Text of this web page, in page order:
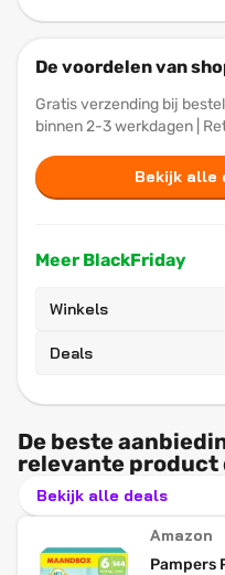
De voordelen van
Gratis verzending bij
binnen 2-3 werkdagen |
Bekijk alle
Meer BlackFriday
Winkels
Deals
De beste
relevante product
Bekijk alle deals
Amazon
Pampers